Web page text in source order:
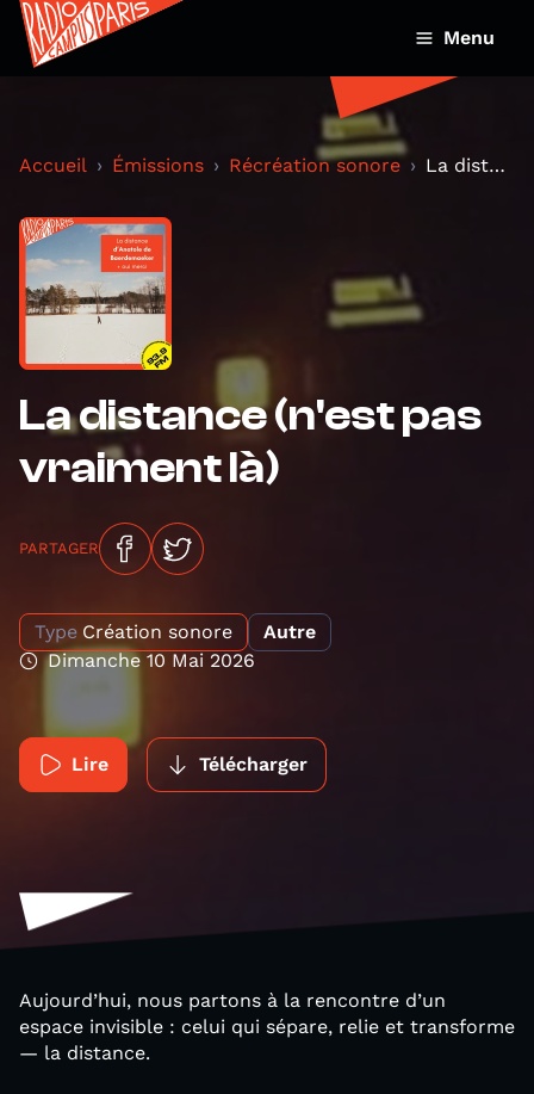
Menu
Accueil Émissions Récréation sonore La distance (n'est pas vraiment là)
La distance (n'est pas
vraiment là)
PARTAGER
Type Création sonore
Autre
Dimanche 10 Mai 2026
Lire Télécharger
Aujourd’hui, nous partons à la rencontre d’un
espace invisible : celui qui sépare, relie et transforme
— la distance.